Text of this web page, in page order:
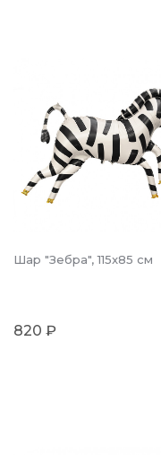
Шар "Зебра", 115x85 см
820 ₽